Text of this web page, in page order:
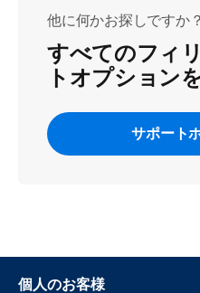
他に何かお探しですか？
すべてのフィ
トオプション
サポート
個人のお客様